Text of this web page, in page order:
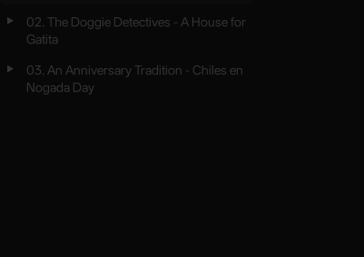
02. The Doggie Detectives - A House for
Gatita
03. An Anniversary Tradition - Chiles en
Nogada Day